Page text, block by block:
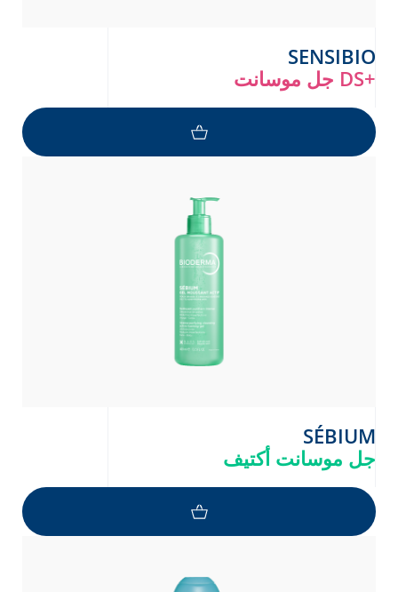
SENSIBIO
جل موسانت DS+
SÉBIUM
جل موسانت أكتيف